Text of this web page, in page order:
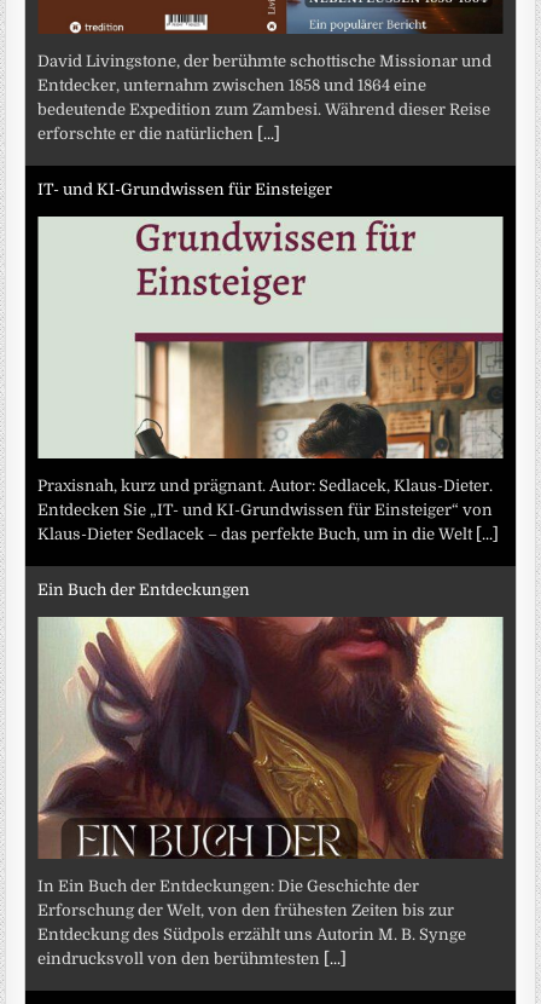
David Livingstone, der berühmte schottische Missionar und
Entdecker, unternahm zwischen 1858 und 1864 eine
bedeutende Expedition zum Zambesi. Während dieser Reise
erforschte er die natürlichen [...]
IT- und KI-Grundwissen für Einsteiger
Praxisnah, kurz und prägnant. Autor: Sedlacek, Klaus-Dieter.
Entdecken Sie „IT- und KI-Grundwissen für Einsteiger“ von
Klaus-Dieter Sedlacek – das perfekte Buch, um in die Welt [...]
Ein Buch der Entdeckungen
In Ein Buch der Entdeckungen: Die Geschichte der
Erforschung der Welt, von den frühesten Zeiten bis zur
Entdeckung des Südpols erzählt uns Autorin M. B. Synge
eindrucksvoll von den berühmtesten [...]